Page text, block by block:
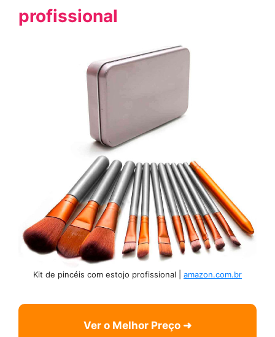
profissional
Kit de pincéis com estojo profissional | amazon.com.br
Ver o Melhor Preço ➜